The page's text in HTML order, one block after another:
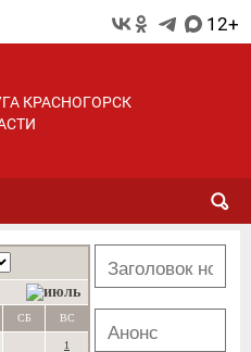
12+
КРАСНОГОРСК
СБ ВС
1